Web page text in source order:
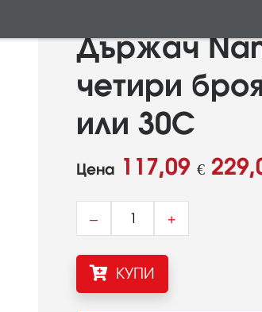
Държач
четири
или 30C
Цена 117,09 €
– +
КУПИ